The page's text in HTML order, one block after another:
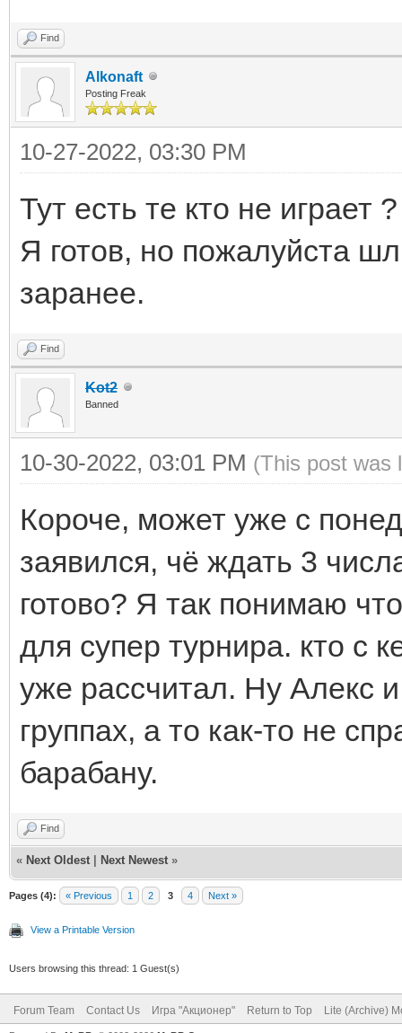
Find
Alkonaft
Posting Freak
10-27-2022, 03:30 PM
Тут есть те кто не играет ?
Я готов, но пожалуйста
заранее.
Find
Kot2
Banned
10-30-2022, 03:01 PM (This post was
Короче, может уже с
заявился, чё ждать 3
готово? Я так понимаю
для супер турнира. кто с
уже рассчитал. Ну Алекс
группах, а то как-то не
барабану.
Find
« Next Oldest Next Newest »
Pages (4): « Previous 1 2 3 4 Next »
View a Printable Version
Users browsing this thread: 1 Guest(s)
Forum Team Contact Us Игра "Акционер" Return to Top Lite (Archive)